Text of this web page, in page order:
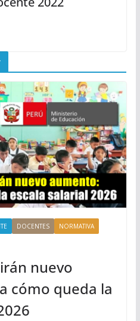
DOCENTES
NORMATIVA
nuevo
cómo queda la